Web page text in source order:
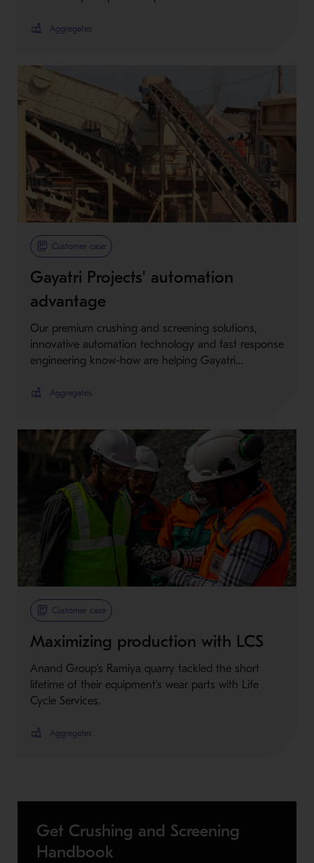
Aggregates
Customer case
Gayatri Projects' automation
advantage
Our premium crushing and screening solutions,
innovative automation technology and fast response
engineering know-how are helping Gayatri…
Aggregates
Customer case
Maximizing production with LCS
Anand Group's Ramiya quarry tackled the short
lifetime of their equipment’s wear parts with Life
Cycle Services.
Aggregates
Get Crushing and Screening
Handbook